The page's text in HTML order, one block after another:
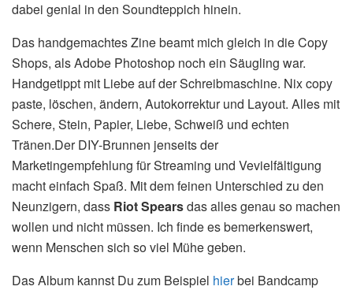
dabei genial in den Soundteppich hinein.
Das handgemachtes Zine beamt mich gleich in die Copy
Shops, als Adobe Photoshop noch ein Säugling war.
Handgetippt mit Liebe auf der Schreibmaschine. Nix copy
paste, löschen, ändern, Autokorrektur und Layout. Alles mit
Schere, Stein, Papier, Liebe, Schweiß und echten
Tränen.Der DIY-Brunnen jenseits der
Marketingempfehlung für Streaming und Vevielfältigung
macht einfach Spaß. Mit dem feinen Unterschied zu den
Neunzigern, dass Riot Spearsdas alles genau so machen
wollen und nicht müssen. Ich finde es bemerkenswert,
wenn Menschen sich so viel Mühe geben.
Das Album kannst Du zum Beispiel hierbei Bandcamp